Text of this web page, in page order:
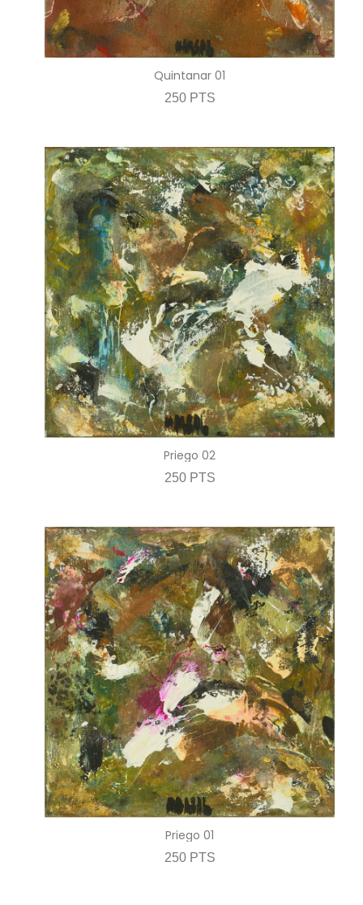
Quintanar 01
250 PTS
Priego 02
250 PTS
Priego 01
250 PTS